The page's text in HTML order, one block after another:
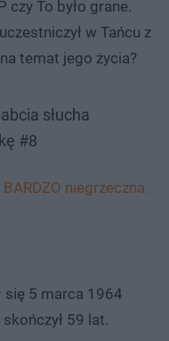
czy To było grane.
w Tańcu z
temat jego życia?
słucha
#8
niegrzeczna.
się 5 marca 1964
59 lat.